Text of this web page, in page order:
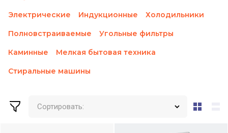
Электрические Индукционные Холодильники
Полновстраиваемые Угольные фильтры
Каминные Мелкая бытовая техника
Стиральные машины
Сортировать: